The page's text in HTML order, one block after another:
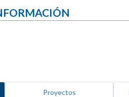
Proyectos